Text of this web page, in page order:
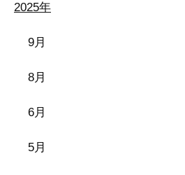
2025年
9月
8月
6月
5月